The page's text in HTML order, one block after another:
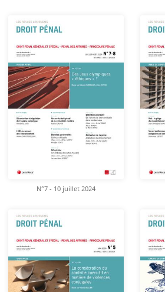
N°7 - 10 juillet 2024